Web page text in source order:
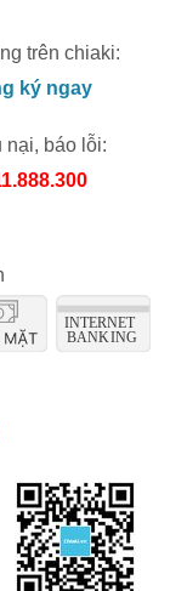
trên chiaki:
ký ngay
nại, báo lỗi: